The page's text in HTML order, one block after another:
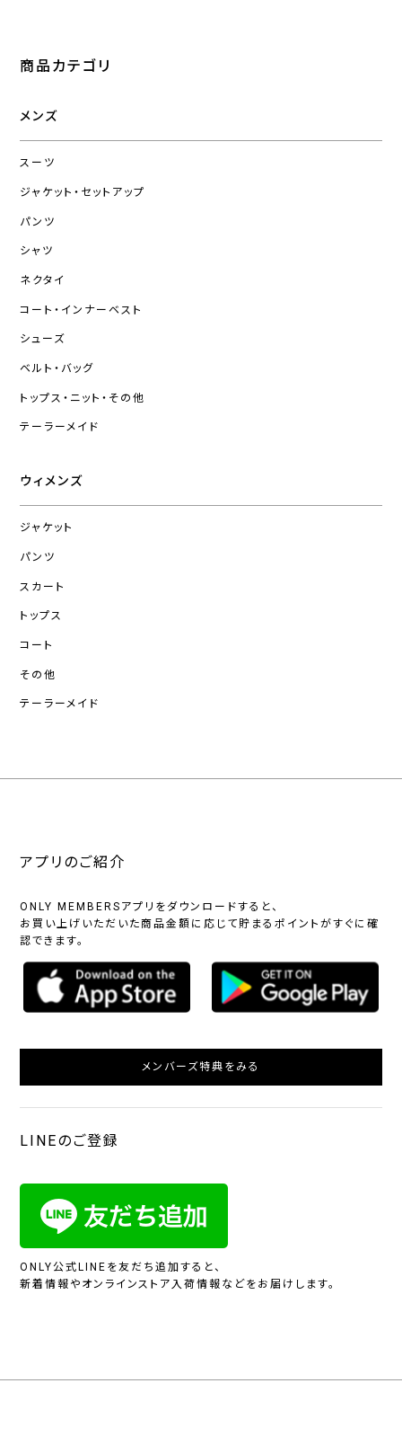
商品カテゴリ
メンズ
スーツ
ジャケット・セットアップ
パンツ
シャツ
ネクタイ
コート・インナーベスト
シューズ
ベルト・バッグ
トップス・ニット・その他
テーラーメイド
ウィメンズ
ジャケット
パンツ
スカート
トップス
コート
その他
テーラーメイド
アプリのご紹介
ONLY MEMBERSアプリをダウンロードすると、
お買い上げいただいた商品金額に応じて貯まるポイントがすぐに確
認できます。
メンバーズ特典をみる
LINEのご登録
ONLY公式LINEを友だち追加すると、
新着情報やオンラインストア入荷情報などをお届けします。